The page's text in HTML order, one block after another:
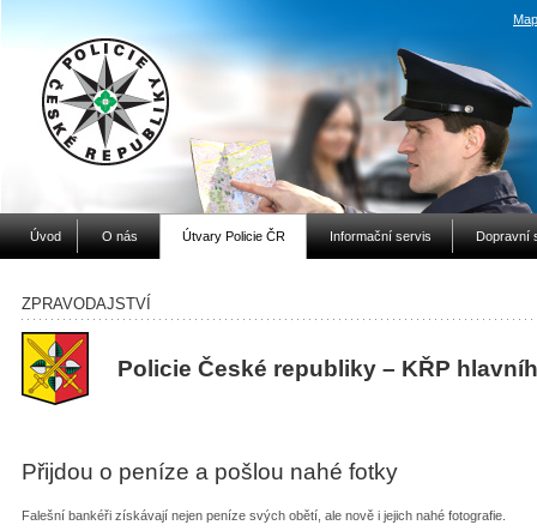
Úvod O nás Útvary Policie ČR Informační servis Dopravní
ZPRAVODAJSTVÍ
Policie České republiky – KŘP
Přijdou o peníze a pošlou nahé fotky
Falešní bankéři získávají nejen peníze svých obětí, ale nově i jejich nahé fotografie.